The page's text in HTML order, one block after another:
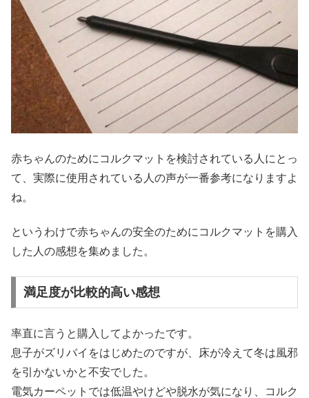
赤ちゃんのためにコルクマットを検討されている人にとっ
て、実際に使用されている人の声が一番参考になりますよ
ね。
というわけで赤ちゃんの安全のためにコルクマットを購入
した人の感想を集めました。
満足度が比較的高い感想
率直に言うと購入してよかったです。
息子がズリバイをはじめたのですが、床が冷えて冬は風邪
を引かないかと不安でした。
電気カーペットでは低温やけどや脱水が気になり、コルク